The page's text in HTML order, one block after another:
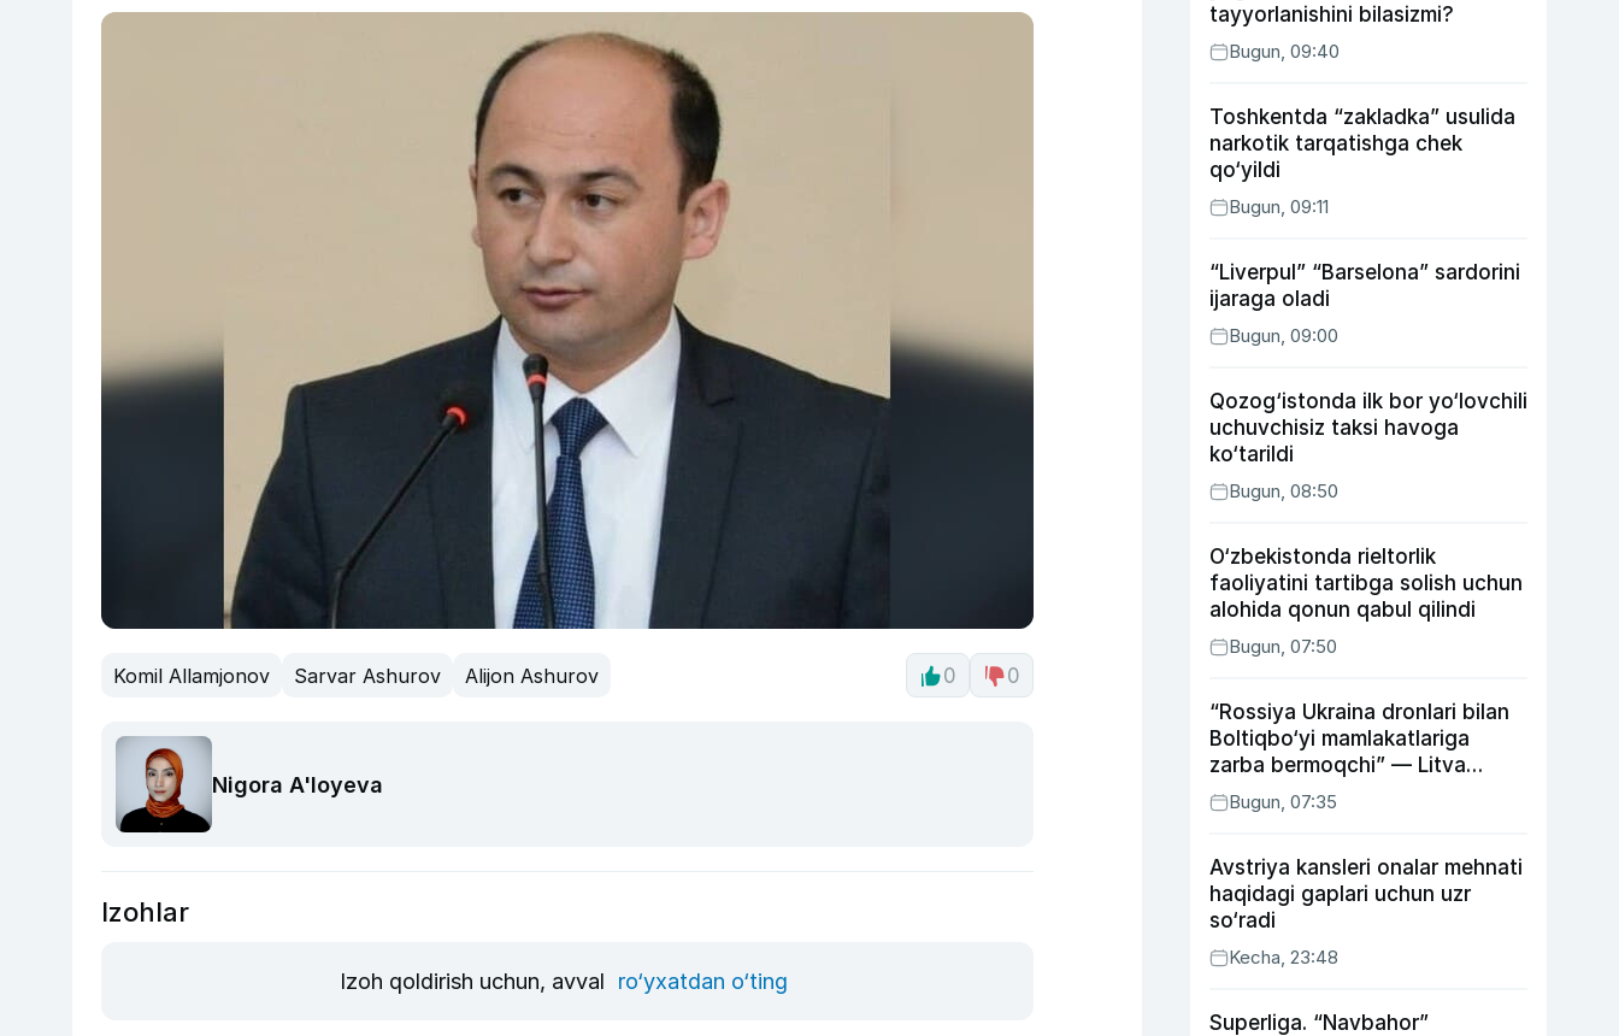
Komil Allamjonov Sarvar Ashurov Alijon Ashurov 0 0
Nigora A'loyeva
Izohlar
Izoh qoldirish uchun, avval ro‘yxatdan o‘ting
tayyorlanishini bilasizmi?
Bugun, 09:40
Toshkentda “zakladka” usulida
narkotik tarqatishga chek
qo‘yildi
Bugun, 09:11
“Liverpul” “Barselona” sardorini
ijaraga oladi
Bugun, 09:00
Qozog‘istonda ilk bor yo‘lovchili
uchuvchisiz taksi havoga
ko‘tarildi
Bugun, 08:50
O‘zbekistonda rieltorlik
faoliyatini tartibga solish uchun
alohida qonun qabul qilindi
Bugun, 07:50
“Rossiya Ukraina dronlari bilan
Boltiqbo‘yi mamlakatlariga
zarba bermoqchi” — Litva
mudofaa vaziri
Bugun, 07:35
Avstriya kansleri onalar mehnati
haqidagi gaplari uchun uzr
so‘radi
Kecha, 23:48
Superliga. “Navbahor”